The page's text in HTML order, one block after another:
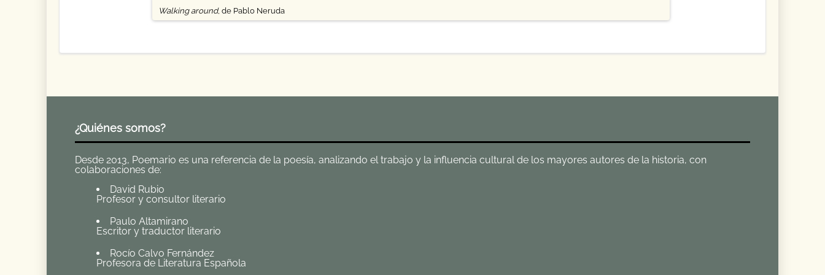
Walking around, de Pablo Neruda
¿Quiénes somos?
Desde 2013, Poemario es una referencia de la poesía, analizando el trabajo y la influencia cultural de los mayores autores de la historia, con
colaboraciones de:
David Rubio
Profesor y consultor literario
Paulo Altamirano
Escritor y traductor literario
Rocío Calvo Fernández
Profesora de Literatura Española